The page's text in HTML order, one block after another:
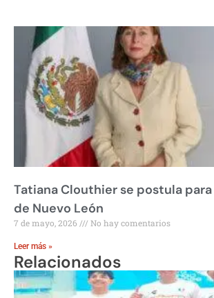
Tatiana Clouthier se postula
de Nuevo León
7 de mayo, 2026 No hay comentarios
Leer más »
Relacionados